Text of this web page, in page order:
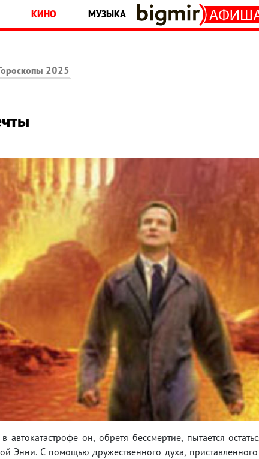
КИНО МУЗЫКА
2025
он, обретя бессмертие, пытается
Энни. С помощью дружественного духа, приставленного